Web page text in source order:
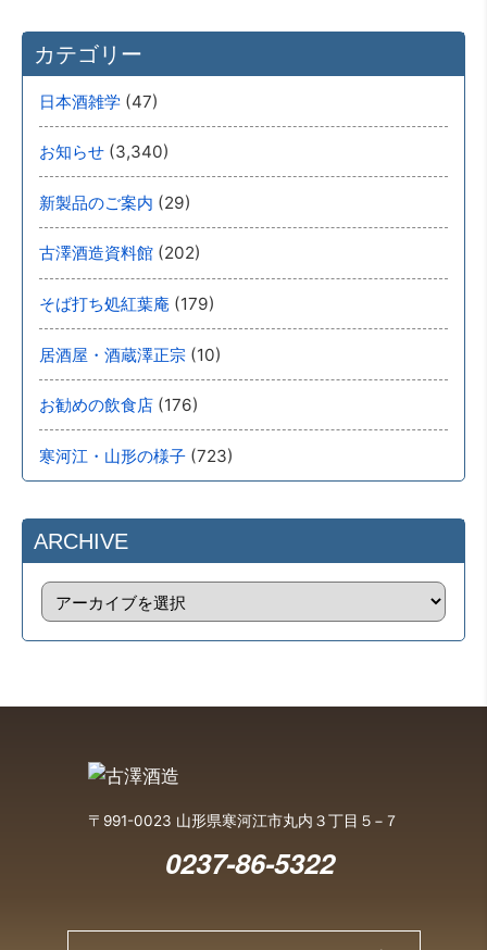
カテゴリー
日本酒雑学 (47)
お知らせ (3,340)
新製品のご案内 (29)
古澤酒造資料館 (202)
そば打ち処紅葉庵 (179)
居酒屋・酒蔵澤正宗 (10)
お勧めの飲食店 (176)
寒河江・山形の様子 (723)
ARCHIVE
〒991-0023 山形県寒河江市丸内３丁目５−７
0237-86-5322